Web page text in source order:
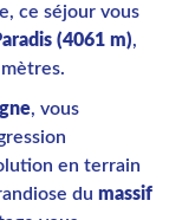
ce séjour vous
(4061 m),
, vous
en terrain
du massif